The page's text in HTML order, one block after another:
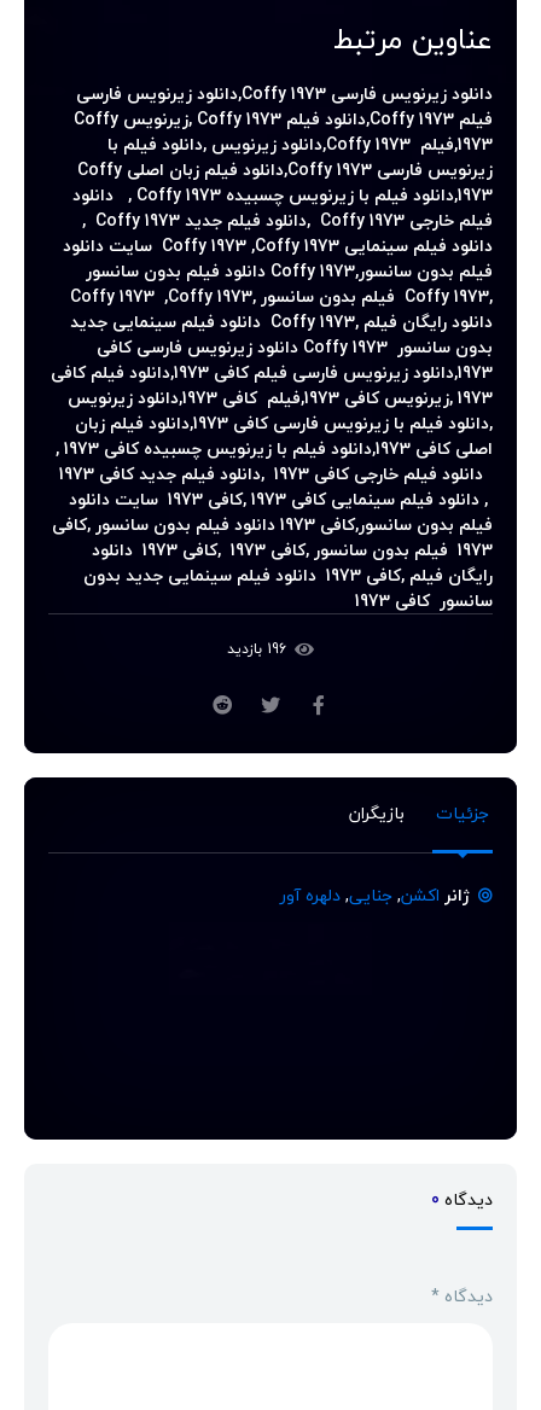
عناوین مرتبط
دانلود زیرنویس فارسی Coffy 1973,دانلود زیرنویس فارسی
فیلم Coffy 1973,دانلود فیلم Coffy 1973 , زیرنویس Coffy
1973,فیلم Coffy 1973,دانلود زیرنویس ,دانلود فیلم با
زیرنویس فارسی Coffy 1973,دانلود فیلم زبان اصلی Coffy
1973,دانلود فیلم با زیرنویس چسبیده Coffy 1973
, دانلود
فیلم خارجی Coffy 1973 ,دانلود فیلم جدیدCoffy 1973
,
دانلود فیلم سینمایی
Coffy 1973,Coffy 1973
سایت دانلود
فیلم بدون سانسور,Coffy 1973 دانلود فیلم بدون سانسور
,
Coffy 1973 فیلم بدون سانسور ,Coffy 1973 ,Coffy 1973
دانلود رایگان فیلم ,Coffy 1973 دانلود فیلم سینمایی جدید
بدون سانسور Coffy 1973 دانلود زیرنویس فارسی کافی
1973
,دانلود زیرنویس فارسی فیلم کافی 1973 ,دانلود فیلم کافی
1973
,زیرنویس کافی 1973 ,فیلم کافی 1973 ,دانلود زیرنویس
,دانلود فیلم با زیرنویس فارسی کافی 1973 ,دانلود فیلم زبان
اصلی کافی 1973 ,دانلود فیلم با زیرنویس چسبیده کافی 1973
,
دانلود فیلم خارجی کافی 1973 ,دانلود فیلم جدید کافی 1973
, دانلود فیلم سینمایی کافی 1973 ,کافی 1973 سایت دانلود
فیلم بدون سانسور,کافی 1973 دانلود فیلم بدون سانسور ,کافی
1973 فیلم بدون سانسور ,کافی 1973
,
کافی 1973 دانلود
رایگان فیلم ,کافی 1973 دانلود فیلم سینمایی جدید بدون
سانسور کافی 1973
196 بازدید
جزئیات بازیگران
ژانر اکشن,جنایی,دلهره آور
دیدگاه 0
دیدگاه *